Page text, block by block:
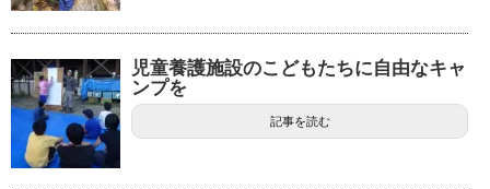
児童養護施設のこどもたちに自由なキャ
ンプを
記事を読む